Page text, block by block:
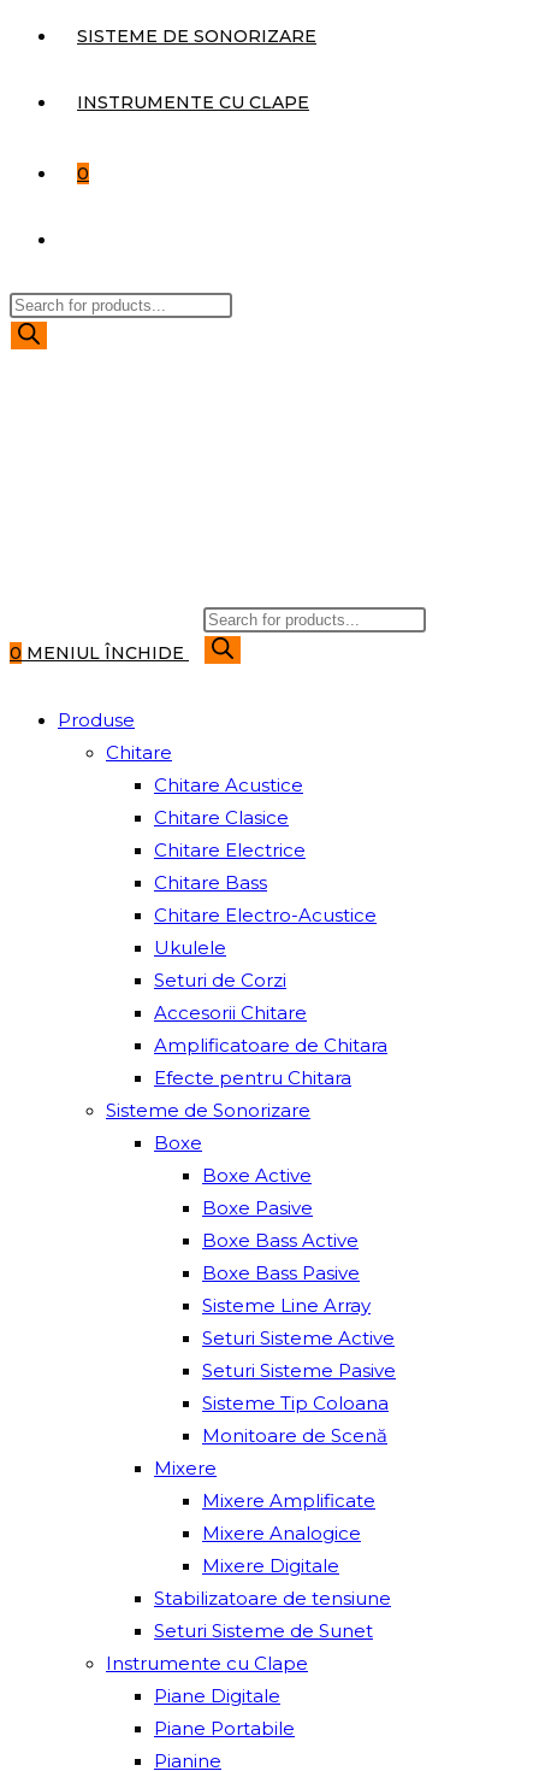
SISTEME DE SONORIZARE
INSTRUMENTE CU CLAPE
0
WEBSITE
Products
search
0 MENIUL ÎNCHIDE
Products
search
Produse
Chitare
Chitare Acustice
Chitare Clasice
Chitare Electrice
Chitare Bass
Chitare Electro-Acustice
Ukulele
Seturi de Corzi
Accesorii Chitare
Amplificatoare de Chitara
Efecte pentru Chitara
Sisteme de Sonorizare
Boxe
Boxe Active
Boxe Pasive
Boxe Bass Active
Boxe Bass Pasive
Sisteme Line Array
Seturi Sisteme Active
Seturi Sisteme Pasive
Sisteme Tip Coloana
Monitoare de Scenă
Mixere
Mixere Amplificate
Mixere Analogice
Mixere Digitale
Stabilizatoare de tensiune
Seturi Sisteme de Sunet
Instrumente cu Clape
Piane Digitale
Piane Portabile
Pianine